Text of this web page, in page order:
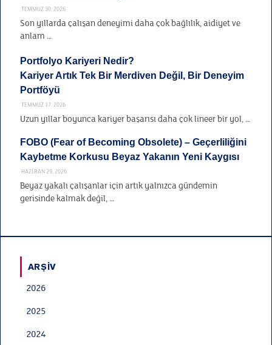
TEMMUZ 30, 2026
Son yıllarda çalışan deneyimi daha çok bağlılık, aidiyet ve
anlam …
Portfolyo Kariyeri Nedir?
Kariyer Artık Tek Bir Merdiven Değil, Bir Deneyim
Portföyü
TEMMUZ 17, 2026
Uzun yıllar boyunca kariyer başarısı daha çok lineer bir yol, …
FOBO (Fear of Becoming Obsolete) – Geçerliliğini
Kaybetme Korkusu Beyaz Yakanın Yeni Kaygısı
HAZIRAN 29, 2026
Beyaz yakalı çalışanlar için artık yalnızca gündemin
gerisinde kalmak değil, …
ARŞIV
2026
2025
2024